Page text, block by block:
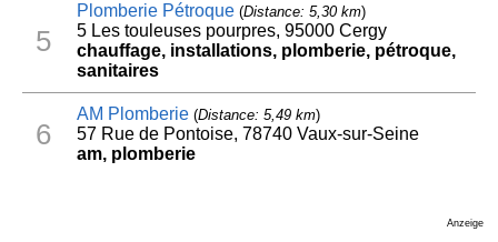
5
Plomberie Pétroque(Distance: 5,30 km)
5 Les touleuses pourpres, 95000 Cergy
chauffage, installations, plomberie, pétroque,
sanitaires
6
AM Plomberie(Distance: 5,49 km)
57 Rue de Pontoise, 78740 Vaux-sur-Seine
am, plomberie
Anzeige